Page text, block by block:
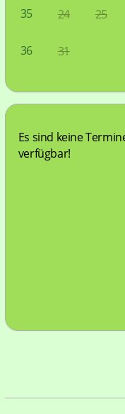
35 24 25
36 31
Es sind keine
verfügbar!